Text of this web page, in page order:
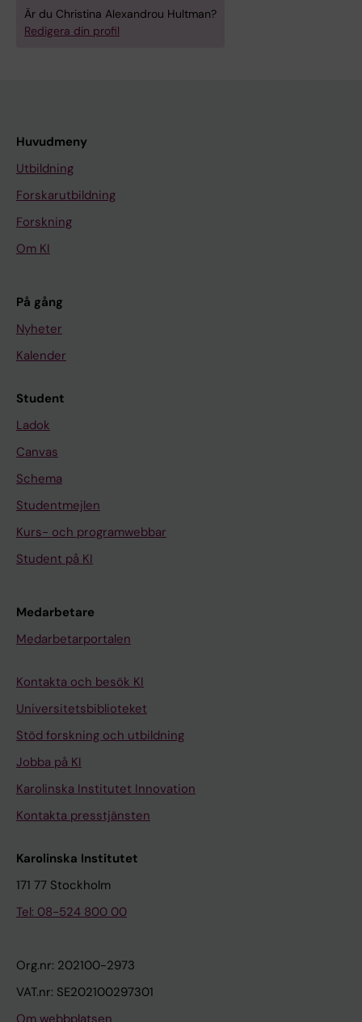
Är du Christina Alexandrou Hultman?
Redigera din profil
Huvudmeny
Utbildning
Forskarutbildning
Forskning
Om KI
På gång
Nyheter
Kalender
Student
Ladok
Canvas
Schema
Studentmejlen
Kurs- och programwebbar
Student på KI
Medarbetare
Medarbetarportalen
Kontakta och besök KI
Universitetsbiblioteket
Stöd forskning och utbildning
Jobba på KI
Karolinska Institutet Innovation
Kontakta presstjänsten
Karolinska Institutet
171 77 Stockholm
Tel: 08-524 800 00
Org.nr: 202100-2973
VAT.nr: SE202100297301
Om webbplatsen